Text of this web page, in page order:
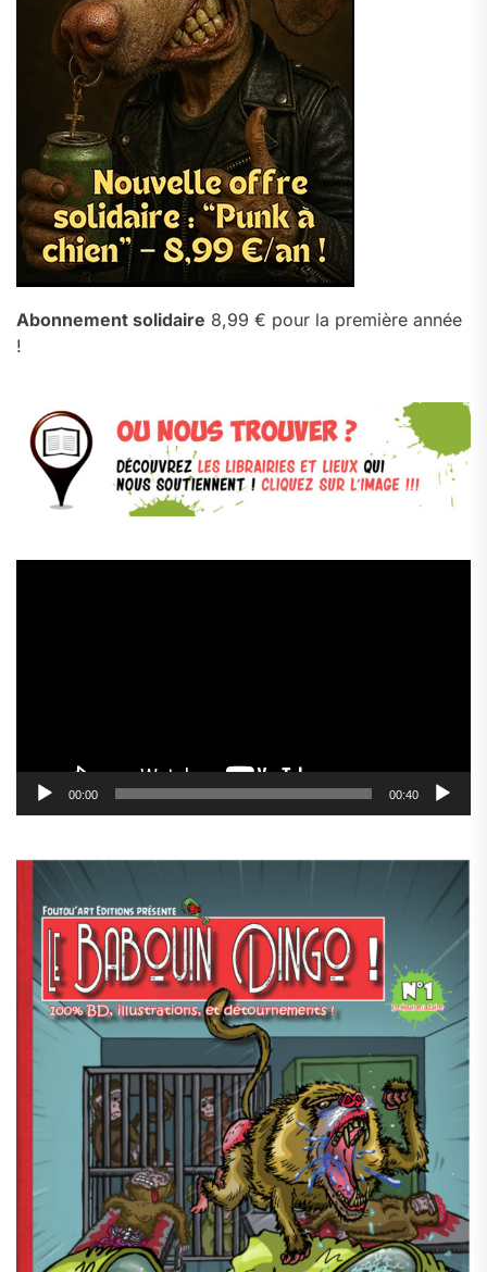
Abonnement solidaire 8,99 € pour la première année
!
00:00 00:40